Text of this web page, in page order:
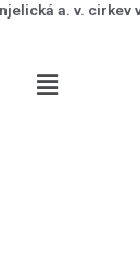
a. v. cirkev
Menu